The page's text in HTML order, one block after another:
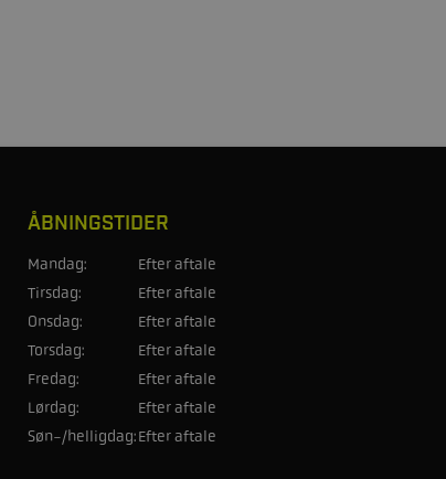
ÅBNINGSTIDER
Mandag:
Efter aftale
Tirsdag:
Efter aftale
Onsdag:
Efter aftale
Torsdag:
Efter aftale
Fredag:
Efter aftale
Lørdag:
Efter aftale
Søn-/helligdag:Efter aftale